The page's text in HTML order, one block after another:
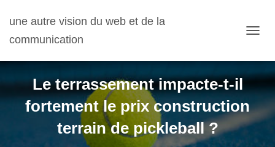
une autre vision du web et de la
communication
Le terrassement impacte-t-il
fortement le prix construction
terrain de pickleball ?